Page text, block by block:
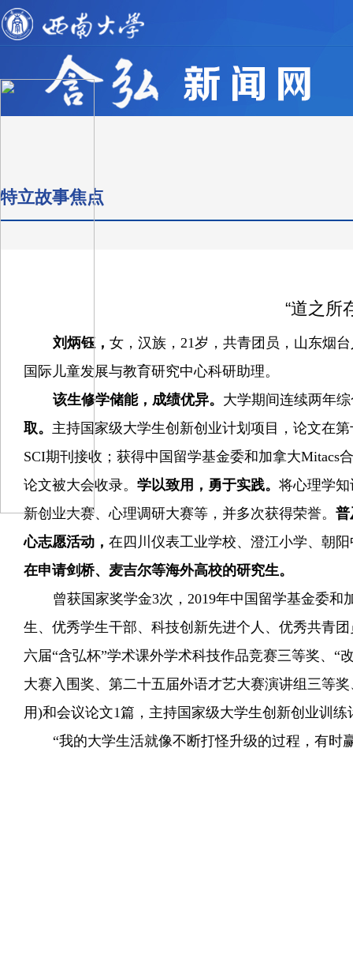
特立故事焦点
“道之所
刘炳钰， 女，汉族，21岁，共青团员，山东烟
国际儿童发展与教育研究中心科研助理。
该生修学储能，成绩优异。 大学期间连续两年
取。 主持国家级大学生创新创业计划项目，论文在
SCI期刊接收；获得中国留学基金委和加拿大Mitacs
论文被大会收录。 学以致用，勇于实践。 将心理学
新创业大赛、心理调研大赛等，并多次获得荣誉。 普
心志愿活动， 在四川仪表工业学校、澄江小学、朝
在申请剑桥、麦吉尔等海外高校的研究生。
曾获国家奖学金3次， 2019年中国留学基金委和
生、优秀学生干部、科技创新先进个人、优秀共青
六届“含弘杯”学术课外学术科技作品竞赛三等奖、 “
大赛入围奖、第二十五届外语才艺大赛演讲组三等奖
用)和会议论文1篇，主持国家级大学生创新创业训练
“我的大学生活就像不断打怪升级的过程，有时